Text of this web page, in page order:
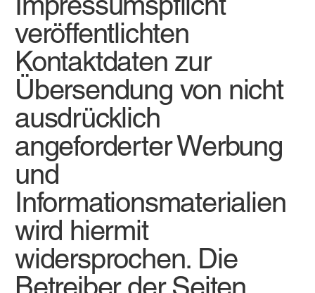
veröffentlichten
Kontaktdaten zur
Übersendung von nicht
ausdrücklich
angeforderter Werbung
und
Informationsmaterialien
wird hiermit
widersprochen. Die